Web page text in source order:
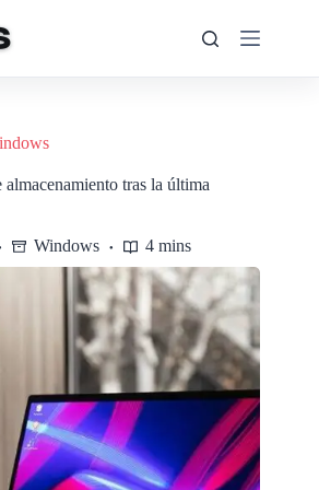
tras la última
Windows 4 mins